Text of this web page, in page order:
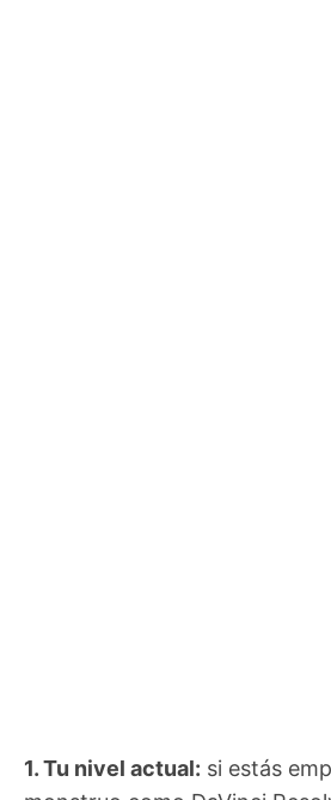
1. Tu nivel actual: si estás